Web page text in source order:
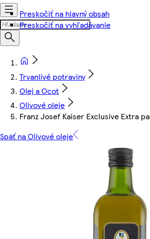
Preskočiť na hlavný obsah
Preskočiť na vyhľadávanie
Trvanlivé potraviny
Olej a Ocot
Olivové oleje
Franz Josef Kaiser Exclusive Extra
Späť na Olivové oleje